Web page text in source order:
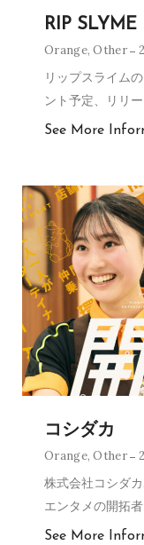
RIP SLYME
Orange,Other
リップスライム
ント予定、リリ
See More
コシダカ
Orange,Other
株式会社コシダ
エンタメの開拓
See More